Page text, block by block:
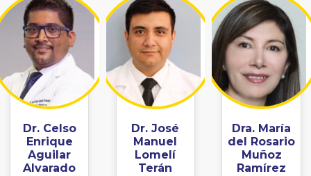
Dr. Celso
Enrique
Aguilar
Alvarado
Dr. José
Manuel
Lomelí
Terán
Dra. María
del Rosario
Muñoz
Ramírez